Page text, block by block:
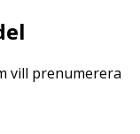
vill prenumerera